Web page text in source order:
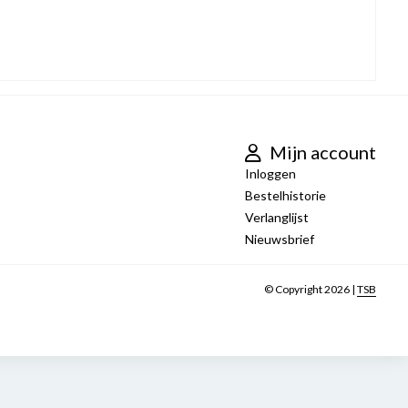
Mijn account
Inloggen
Bestelhistorie
Verlanglijst
Nieuwsbrief
© Copyright 2026 | TSB